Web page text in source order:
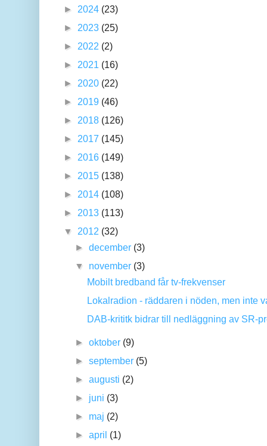
► 2024 (23)
► 2023 (25)
► 2022 (2)
► 2021 (16)
► 2020 (22)
► 2019 (46)
► 2018 (126)
► 2017 (145)
► 2016 (149)
► 2015 (138)
► 2014 (108)
► 2013 (113)
▼ 2012 (32)
►december (3)
▼ november (3)
Mobilt bredband får tv-frekvenser
Lokalradion - räddaren i nöden, men inte
DAB-krititk bidrar till nedläggning av SR-
►oktober (9)
►september (5)
►augusti (2)
► juni (3)
► maj (2)
►april (1)